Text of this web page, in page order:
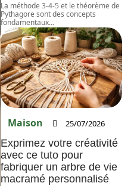
La méthode 3-4-5 et le théorème de
Pythagore sont des concepts
fondamentaux…
Maison 25/07/2026
Exprimez votre créativité
avec ce tuto pour
fabriquer un arbre de vie
macramé personnalisé